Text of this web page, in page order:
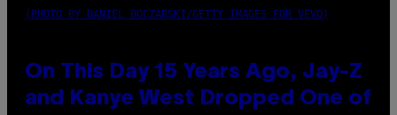
(PHOTO BY DANIEL BOCZARSKI/GETTY IMAGES FOR VEVO)
On This Day 15 Years Ago, Jay-Z
and Kanye West Dropped One of